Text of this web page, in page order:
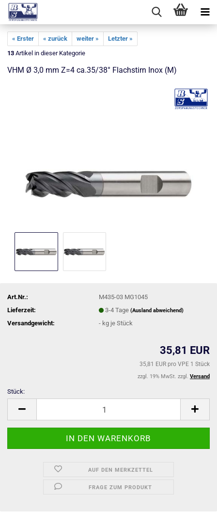
« Erster « zurück weiter »
Letzter »
13 Artikel in dieser Kategorie
VHM Ø 3,0 mm Z=4 ca.35/38° Flachstirn Inox (M)
Art.Nr.:
M435-03 MG1045
Lieferzeit:
3-4 Tage(Ausland abweichend)
Versandgewicht: - kg je Stück
35,81 EUR
35,81 EUR pro VPE 1 Stück
zzgl. 19% MwSt. zzgl. Versand
Stück:
AUF DEN MERKZETTEL
FRAGE ZUM PRODUKT